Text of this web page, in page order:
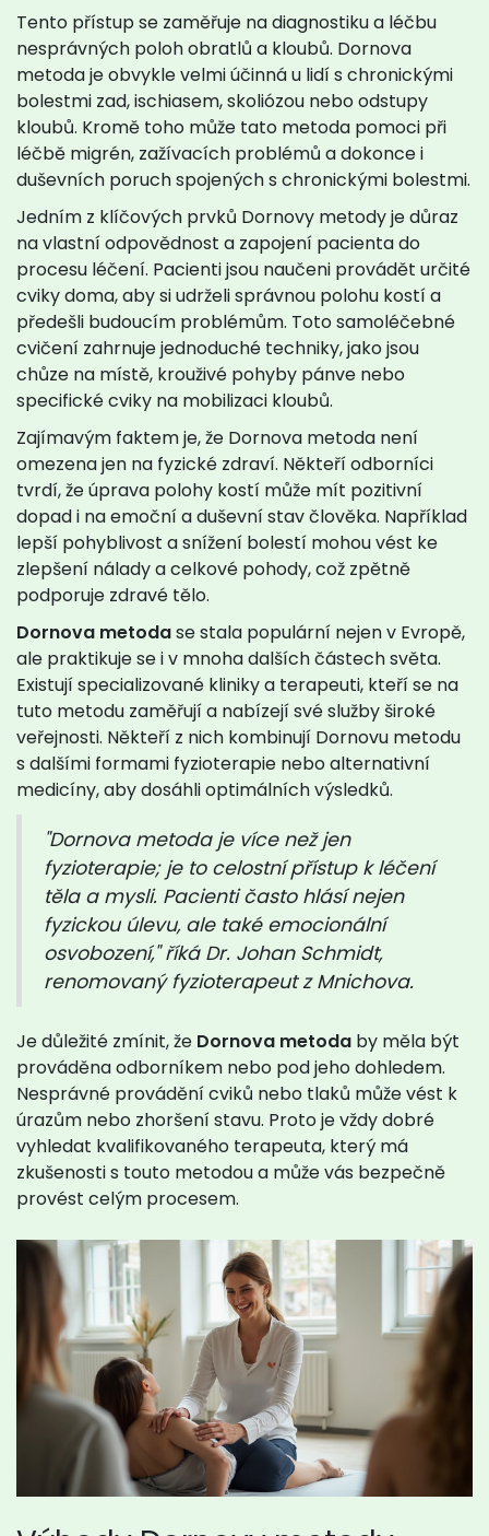
Tento přístup se zaměřuje na diagnostiku a léčbu
nesprávných poloh obratlů a kloubů. Dornova
metoda je obvykle velmi účinná u lidí s chronickými
bolestmi zad, ischiasem, skoliózou nebo odstupy
kloubů. Kromě toho může tato metoda pomoci při
léčbě migrén, zažívacích problémů a dokonce i
duševních poruch spojených s chronickými bolestmi.
Jedním z klíčových prvků Dornovy metody je důraz
na vlastní odpovědnost a zapojení pacienta do
procesu léčení. Pacienti jsou naučeni provádět určité
cviky doma, aby si udrželi správnou polohu kostí a
předešli budoucím problémům. Toto samoléčebné
cvičení zahrnuje jednoduché techniky, jako jsou
chůze na místě, krouživé pohyby pánve nebo
specifické cviky na mobilizaci kloubů.
Zajímavým faktem je, že Dornova metoda není
omezena jen na fyzické zdraví. Někteří odborníci
tvrdí, že úprava polohy kostí může mít pozitivní
dopad i na emoční a duševní stav člověka. Například
lepší pohyblivost a snížení bolestí mohou vést ke
zlepšení nálady a celkové pohody, což zpětně
podporuje zdravé tělo.
Dornova metodase stala populární nejen v Evropě,
ale praktikuje se i v mnoha dalších částech světa.
Existují specializované kliniky a terapeuti, kteří se na
tuto metodu zaměřují a nabízejí své služby široké
veřejnosti. Někteří z nich kombinují Dornovu metodu
s dalšími formami fyzioterapie nebo alternativní
medicíny, aby dosáhli optimálních výsledků.
"Dornova metoda je více než jen
fyzioterapie; je to celostní přístup k léčení
těla a mysli. Pacienti často hlásí nejen
fyzickou úlevu, ale také emocionální
osvobození," říká Dr. Johan Schmidt,
renomovaný fyzioterapeut z Mnichova.
Je důležité zmínit, že Dornova metoda by měla být
prováděna odborníkem nebo pod jeho dohledem.
Nesprávné provádění cviků nebo tlaků může vést k
úrazům nebo zhoršení stavu. Proto je vždy dobré
vyhledat kvalifikovaného terapeuta, který má
zkušenosti s touto metodou a může vás bezpečně
provést celým procesem.